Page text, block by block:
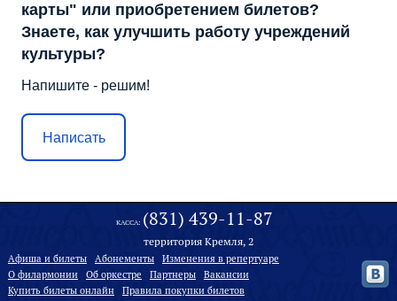
карты" или приобретением билетов?
Знаете, как улучшить работу учреждений
культуры?
Напишите - решим!
Написать
КАССА: (831) 439-11-87
территория Кремля, 2
Афиша и билеты Абонементы
Изменения в репертуаре
О филармонии
Oб оркестре Партнеры
Вакансии
Купить билеты онлайн
Правила покупки билетов